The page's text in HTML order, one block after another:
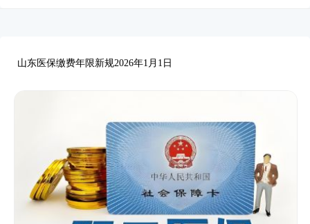
山东医保缴费年限新规2026年1月1日